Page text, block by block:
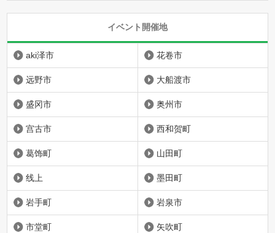
イベント開催地
aki泽市 花卷市
远野市 大船渡市
盛冈市 奥州市
宫古市 西和贺町
葛饰町 山田町
线上 墨田町
岩手町 岩泉市
市堂町 矢吹町